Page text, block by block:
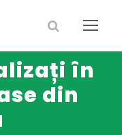
în
din